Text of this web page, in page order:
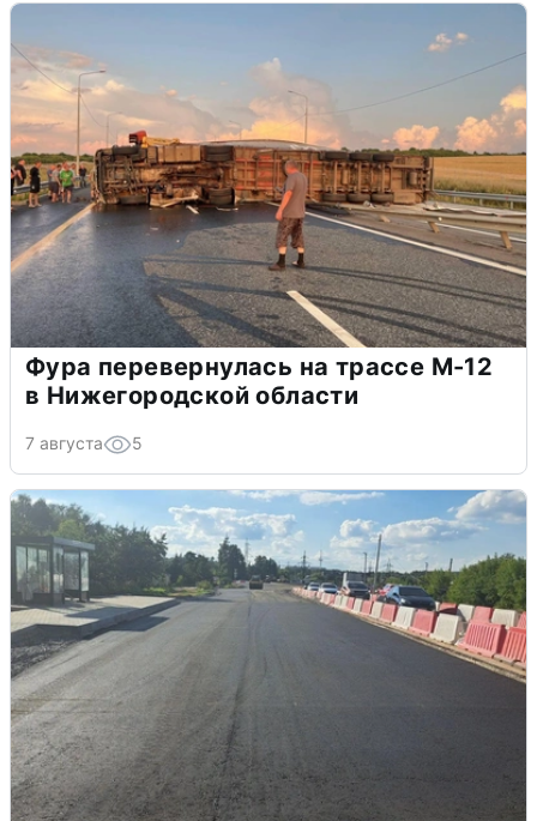
Фура перевернулась на трассе М-12
в Нижегородской области
7 августа 5